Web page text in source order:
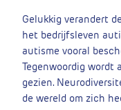
Gelukkig verandert
het bedrijfsleven
autisme vooral
Tegenwoordig wordt
gezien.
de wereld om zich